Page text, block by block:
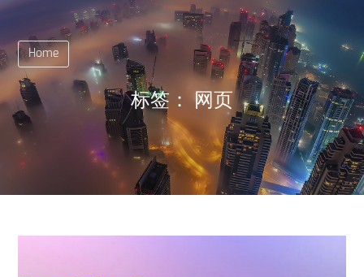
Home
标签：网页